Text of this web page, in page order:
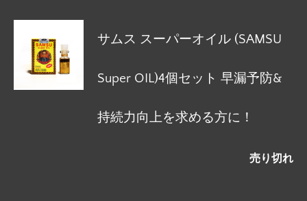
サムス スーパーオイル (SAMSU
Super OIL)4個セット 早漏予防&
持続力向上を求める方に！
売り切れ